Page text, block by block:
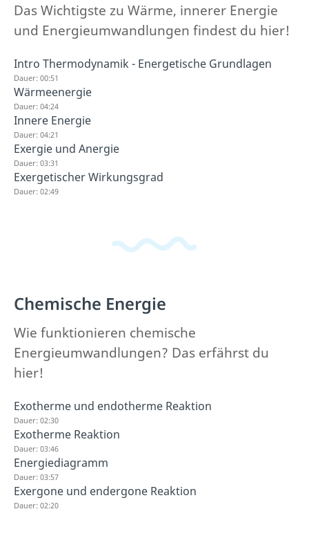
Das Wichtigste zu Wärme, innerer Energie
und Energieumwandlungen findest du hier!
Intro Thermodynamik - Energetische Grundlagen
Dauer: 00:51
Wärmeenergie
Dauer: 04:24
Innere Energie
Dauer: 04:21
Exergie und Anergie
Dauer: 03:31
Exergetischer Wirkungsgrad
Dauer: 02:49
Chemische Energie
Wie funktionieren chemische
Energieumwandlungen? Das erfährst du
hier!
Exotherme und endotherme Reaktion
Dauer: 02:30
Exotherme Reaktion
Dauer: 03:46
Energiediagramm
Dauer: 03:57
Exergone und endergone Reaktion
Dauer: 02:20